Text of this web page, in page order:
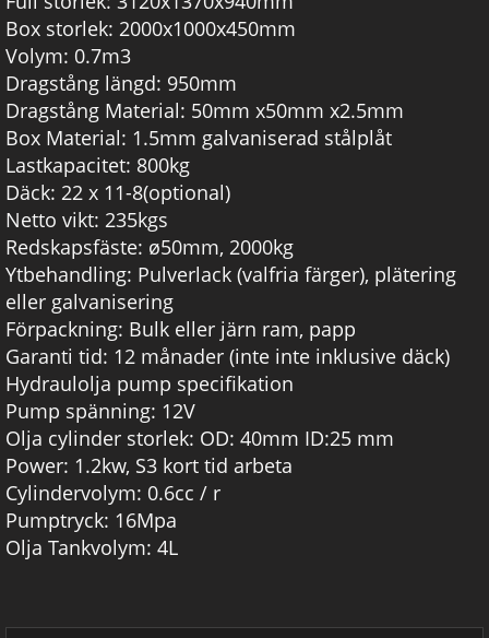
Box storlek: 2000x1000x450mm
Volym: 0.7m3
Dragstång längd: 950mm
Dragstång Material: 50mm x50mm x2.5mm
Box Material: 1.5mm galvaniserad stålplåt
Lastkapacitet: 800kg
Däck: 22 x 11-8(optional)
Netto vikt: 235kgs
Redskapsfäste: ø50mm, 2000kg
Ytbehandling: Pulverlack (valfria färger), plätering
eller galvanisering
Förpackning: Bulk eller järn ram, papp
Garanti tid: 12 månader (inte inte inklusive däck)
Hydraulolja pump specifikation
Pump spänning: 12V
Olja cylinder storlek: OD: 40mm ID:25 mm
Power: 1.2kw, S3 kort tid arbeta
Cylindervolym: 0.6cc / r
Pumptryck: 16Mpa
Olja Tankvolym: 4L